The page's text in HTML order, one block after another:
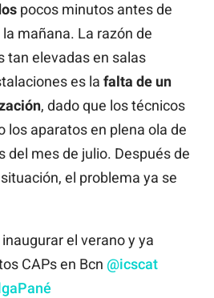
pocos minutos antes de
mañana. La razón de
tan elevadas en salas
es la falta de un
, dado que los técnicos
los aparatos en plena ola de
del mes de julio. Después de
el problema ya se
el verano y ya
CAPs en Bcn @icscat